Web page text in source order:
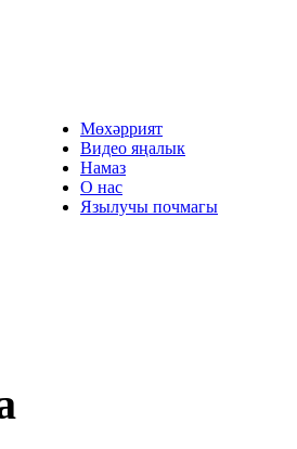
Мөхәррият
Видео яңалык
Намаз
О нас
Язылучы почмагы